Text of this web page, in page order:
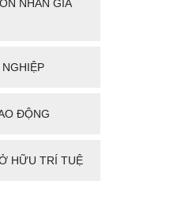
NHÂN GIA
ĐỘNG
HỮU TRÍ TUỆ